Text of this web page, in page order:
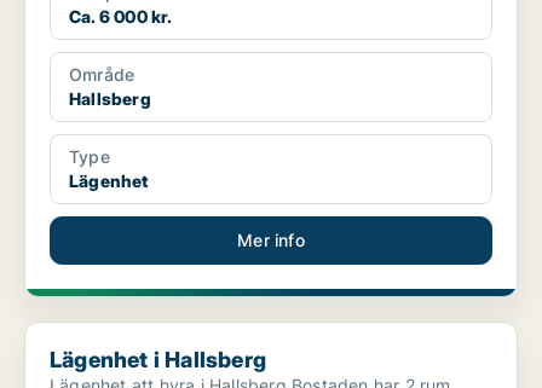
Ca. 6 000 kr.
Område
Hallsberg
Type
Lägenhet
Mer info
Lägenhet i Hallsberg
Lägenhet i Hallsberg